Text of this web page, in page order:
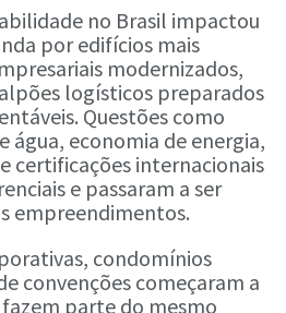
no Brasil impactou
por edifícios mais
modernizados,
logísticos preparados
Questões como
água, economia de energia,
certificações internacionais
e passaram a ser
empreendimentos.
condomínios
convenções começaram a
parte do mesmo